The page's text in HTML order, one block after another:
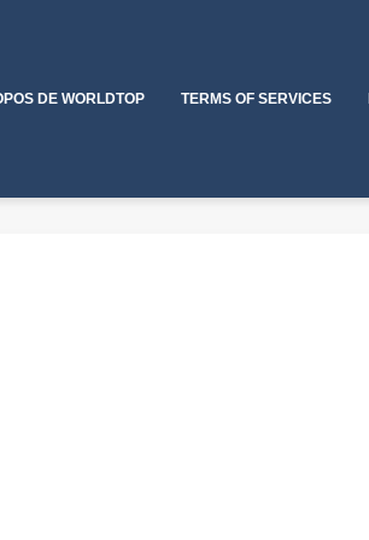
DE WORLDTOP TERMS OF SERVICES